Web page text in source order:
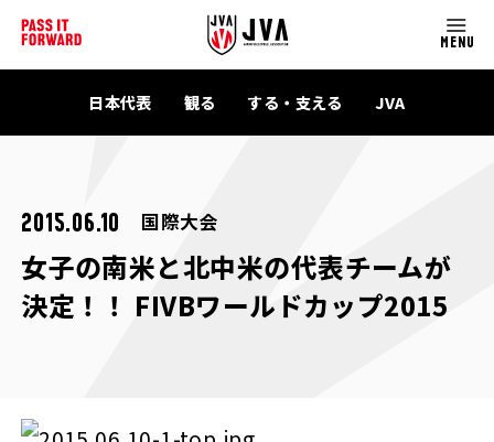
MENU
日本代表 観る する・支える JVA
2015.06.10 国際大会
女子の南米と北中米の代表チームが
決定！！ FIVBワールドカップ2015